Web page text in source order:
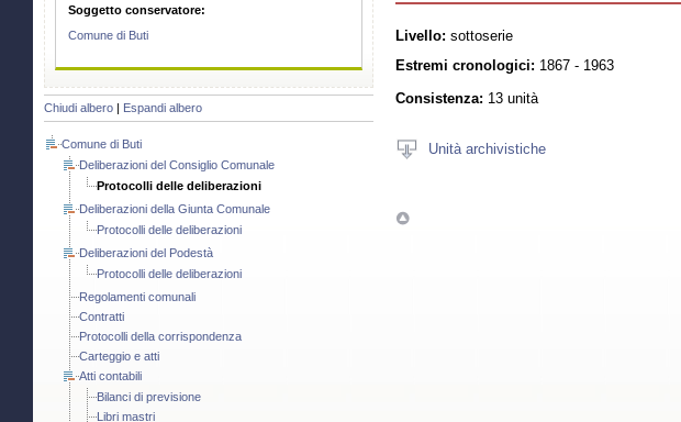
Soggetto conservatore:
Comune di Buti
Chiudi albero Espandi albero
Comune di Buti
Deliberazioni del Consiglio Comunale
Protocolli delle deliberazioni
Deliberazioni della Giunta Comunale
Protocolli delle deliberazioni
Deliberazioni del Podestà
Protocolli delle deliberazioni
Regolamenti comunali
Contratti
Protocolli della corrispondenza
Carteggio e atti
Atti contabili
Bilanci di previsione
Libri mastri
Livello: sottoserie
Estremi cronologici: 1867 - 1963
Consistenza: 13 unità
Unità archivistiche